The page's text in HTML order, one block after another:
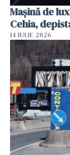
Mașină de
Cehia,
14 IULIE 2026